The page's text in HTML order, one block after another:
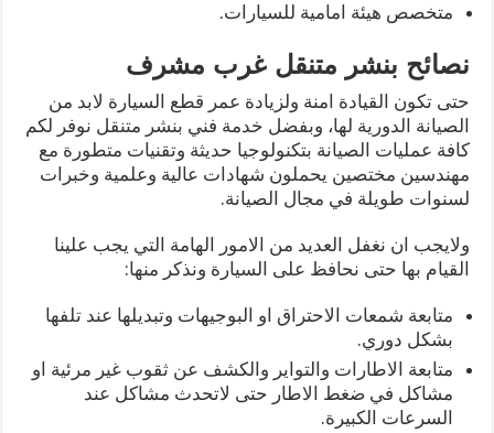
متخصص هيئة امامية للسيارات.
نصائح بنشر متنقل غرب مشرف
حتى تكون القيادة امنة ولزيادة عمر قطع السيارة لابد من
الصيانة الدورية لها، وبفضل خدمة فني بنشر متنقل نوفر لكم
كافة عمليات الصيانة بتكنولوجيا حديثة وتقنيات متطورة مع
مهندسين مختصين يحملون شهادات عالية وعلمية وخبرات
لسنوات طويلة في مجال الصيانة.
ولايجب ان نغفل العديد من الامور الهامة التي يجب علينا
القيام بها حتى نحافظ على السيارة ونذكر منها:
متابعة شمعات الاحتراق او البوجيهات وتبديلها عند تلفها
بشكل دوري.
متابعة الاطارات والتواير والكشف عن ثقوب غير مرئية او
مشاكل في ضغط الاطار حتى لاتحدث مشاكل عند
السرعات الكبيرة.